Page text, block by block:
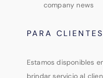
company news
PARA CLIENTES
Estamos disponibles
brindar servicio al